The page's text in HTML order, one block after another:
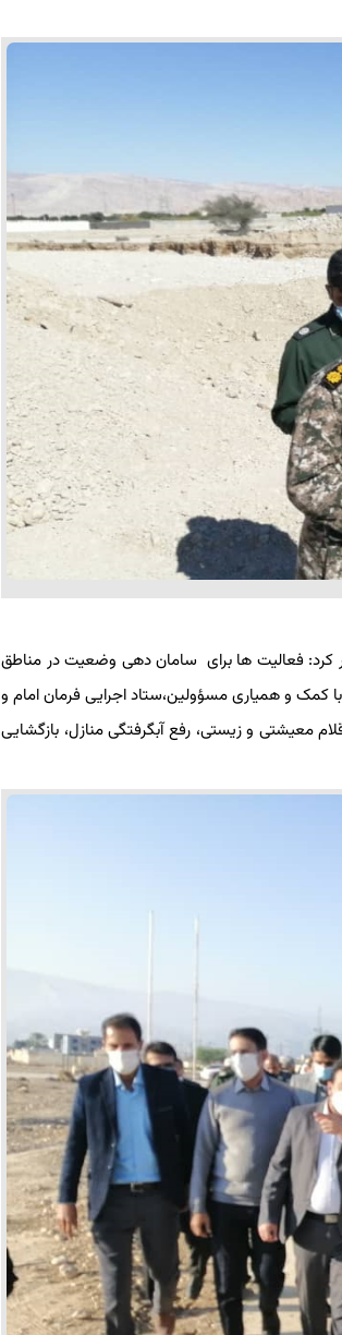
کرد: فعالیت ها برای سامان دهی وضعیت در مناطق
و همیاری مسؤولین،ستاد اجرایی فرمان امام و
معیشتی و زیستی، رفع آبگرفتگی منازل، بازگشایی